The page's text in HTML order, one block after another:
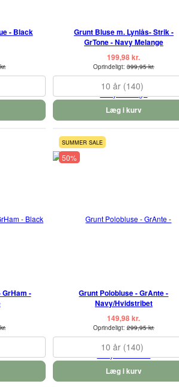
- Black
Grunt Bluse m. Lynlås- Strik -
GrTone - Navy Melange
199,98 kr.
Oprindeligt: 399,95 kr.
10 år (140)
Læg i kurv
-
SUMMER SALE
50%
Grunt Polobluse - GrAnte -
Navy/Hvidstribet
149,98 kr.
Oprindeligt: 299,95 kr.
10 år (140)
Læg i kurv